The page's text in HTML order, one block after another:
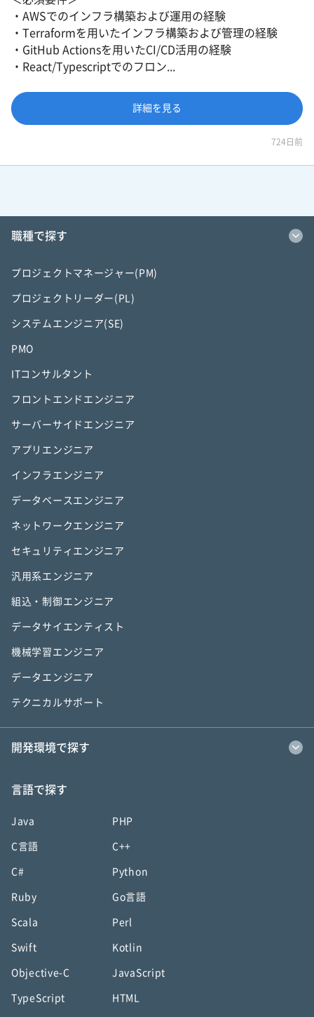
・AWSでのインフラ構築および運用の経験
・Terraformを用いたインフラ構築および管理の経験
・GitHub Actionsを用いたCI/CD活用の経験
・React/Typescriptでのフロン...
詳細を見る
724日前
職種で探す
プロジェクトマネージャー(PM)
プロジェクトリーダー(PL)
システムエンジニア(SE)
PMO
ITコンサルタント
フロントエンドエンジニア
サーバーサイドエンジニア
アプリエンジニア
インフラエンジニア
データベースエンジニア
ネットワークエンジニア
セキュリティエンジニア
汎用系エンジニア
組込・制御エンジニア
データサイエンティスト
機械学習エンジニア
データエンジニア
テクニカルサポート
開発環境で探す
言語で探す
Java PHP
C言語 C++
C# Python
Ruby Go言語
Scala Perl
Swift Kotlin
Objective-C JavaScript
TypeScript HTML